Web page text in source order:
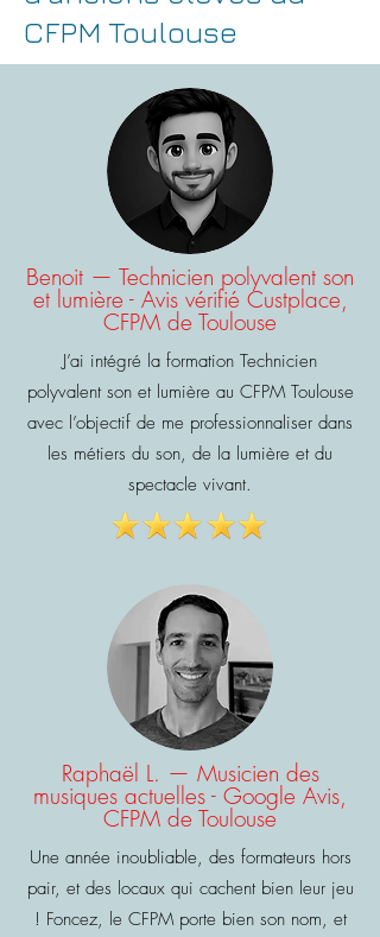
CFPM Toulouse
Benoit — Technicien polyvalent son
et lumière - Avis vérifié Custplace,
CFPM de Toulouse
J’ai intégré la formation Technicien
polyvalent son et lumière au CFPM Toulouse
avec l’objectif de me professionnaliser dans
les métiers du son, de la lumière et du
spectacle vivant.
Raphaël L. — Musicien des
musiques actuelles - Google Avis,
CFPM de Toulouse
Une année inoubliable, des formateurs hors
pair, et des locaux qui cachent bien leur jeu
! Foncez, le CFPM porte bien son nom, et